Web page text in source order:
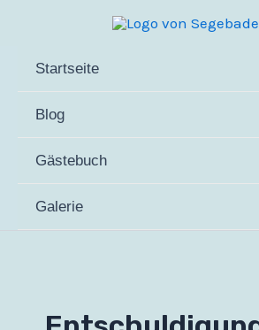
springenStartseite
Blog
Gästebuch
Galerie